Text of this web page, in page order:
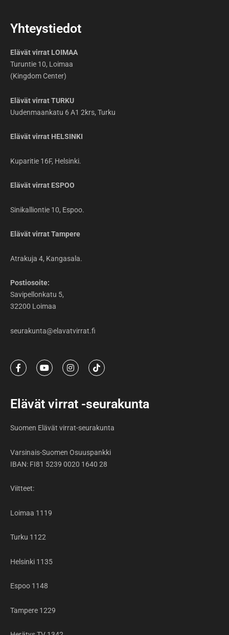
Yhteystiedot
Elävät virrat LOIMAA
Turuntie 10, Loimaa
(Kingdom Center)
Elävät virrat TURKU
Uudenmaankatu 6 A1 2krs, Turku
Elävät virrat HELSINKI
Kuparitie 16F, Helsinki.
Elävät virrat ESPOO
Sinikalliontie 10, Espoo.
Elävät virrat Tampere
Atrakuja 4, Kangasala.
Postiosoite:
Savipellonkatu 5,
32200 Loimaa
seurakunta@elavatvirrat.fi
F
a
b
o
-
Y
o
b
I
n
g
m
T
i
k
Elävät virrat -seurakunta
Suomen Elävät virrat-seurakunta
Varsinais-Suomen Osuuspankki
IBAN: FI81 5239 0020 1640 28
Viitteet:
Loimaa 1119
Turku 1122
Helsinki 1135
Espoo 1148
Tampere 1229